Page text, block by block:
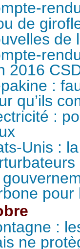
de
de
2016
:
qu’ils
:
Unis :
pour
:
ne